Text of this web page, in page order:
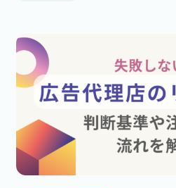
プライバシーポリシー